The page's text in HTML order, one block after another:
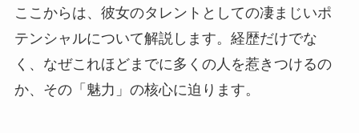
ここからは、彼女のタレントとしての凄まじいポ
テンシャルについて解説します。経歴だけでな
く、なぜこれほどまでに多くの人を惹きつけるの
か、その「魅力」の核心に迫ります。